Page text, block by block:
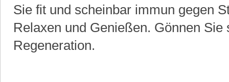
Sie fit und scheinbar immun gegen
Relaxen und Genießen. Gönnen
Regeneration.